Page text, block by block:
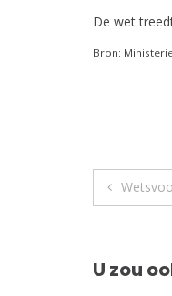
De wet
Bron:
U zou